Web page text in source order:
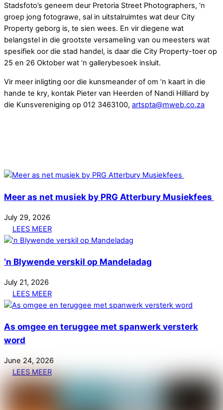
Stadsfoto’s geneem deur Pretoria Street Photographers, ‘n
groep jong fotograwe, sal in uitstalruimtes wat deur City
Property geborg is, te sien wees. En vir diegene wat
belangstel in die grootste versameling van ou meesters wat
spesifiek oor die stad handel, is daar die City Property-toer op
25 en 26 Oktober wat ‘n gallerybesoek insluit.
Vir meer inligting oor die kunsmeander of om ‘n kaart in die
hande te kry, kontak Pieter van Heerden of Nandi Hilliard by
die Kunsvereniging op 012 3463100, artspta@mweb.co.za
Meer as net musiek by PRG Atterbury Musiekfees
July 29, 2026
LEES MEER
’n Blywende verskil op Mandeladag
July 21, 2026
LEES MEER
As omgee en teruggee met spanwerk versterk
word
June 24, 2026
LEES MEER